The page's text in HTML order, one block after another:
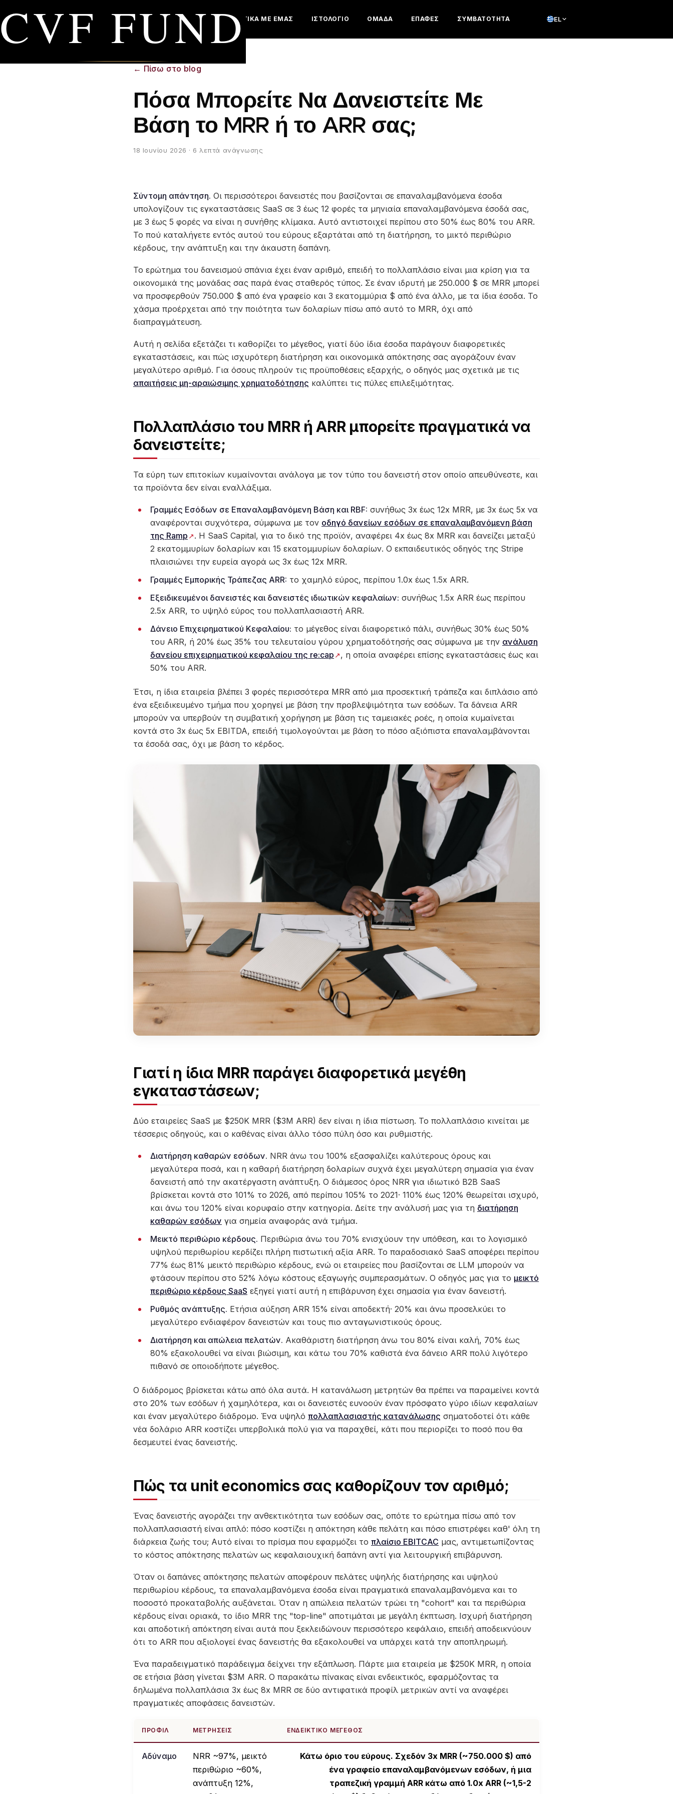
CVF FUND EL
ΣΧΕΤΙΚΆ ΜΕ ΕΜΆΣ ΙΣΤΟΛΌΓΙΟ ΟΜΆΔΑ ΕΠΑΦΈΣ ΣΥΜΒΑΤΌΤΗΤΑ
← Πίσω στο blog
Πόσα Μπορείτε Να Δανειστείτε Με
Βάση το MRR ή το ARR σας;
18 Ιουνίου 2026 · 6 λεπτά ανάγνωσης
Σύντομη απάντηση. Οι περισσότεροι δανειστές που βασίζονται σε επαναλαμβανόμενα έσοδα
υπολογίζουν τις εγκαταστάσεις SaaS σε 3 έως 12 φορές τα μηνιαία επαναλαμβανόμενα έσοδά σας,
με 3 έως 5 φορές να είναι η συνήθης κλίμακα. Αυτό αντιστοιχεί περίπου στο 50% έως 80% του ARR.
Το πού καταλήγετε εντός αυτού του εύρους εξαρτάται από τη διατήρηση, το μικτό περιθώριο
κέρδους, την ανάπτυξη και την άκαυστη δαπάνη.
Το ερώτημα του δανεισμού σπάνια έχει έναν αριθμό, επειδή το πολλαπλάσιο είναι μια κρίση για τα
οικονομικά της μονάδας σας παρά ένας σταθερός τύπος. Σε έναν ιδρυτή με 250.000 $ σε MRR μπορεί
να προσφερθούν 750.000 $ από ένα γραφείο και 3 εκατομμύρια $ από ένα άλλο, με τα ίδια έσοδα. Το
χάσμα προέρχεται από την ποιότητα των δολαρίων πίσω από αυτό το MRR, όχι από
διαπραγμάτευση.
Αυτή η σελίδα εξετάζει τι καθορίζει το μέγεθος, γιατί δύο ίδια έσοδα παράγουν διαφορετικές
εγκαταστάσεις, και πώς ισχυρότερη διατήρηση και οικονομικά απόκτησης σας αγοράζουν έναν
μεγαλύτερο αριθμό. Για όσους πληρούν τις προϋποθέσεις εξαρχής, ο οδηγός μας σχετικά με τις
απαιτήσεις μη-αραιώσιμης χρηματοδότησης καλύπτει τις πύλες επιλεξιμότητας.
Πολλαπλάσιο του MRR ή ARR μπορείτε πραγματικά να
δανειστείτε;
Τα εύρη των επιτοκίων κυμαίνονται ανάλογα με τον τύπο του δανειστή στον οποίο απευθύνεστε, και
τα προϊόντα δεν είναι εναλλάξιμα.
Γραμμές Εσόδων σε Επαναλαμβανόμενη Βάση και RBF: συνήθως 3x έως 12x MRR, με 3x έως 5x να
αναφέρονται συχνότερα, σύμφωνα με τον οδηγό δανείων εσόδων σε επαναλαμβανόμενη βάση
της Ramp
. Η SaaS Capital, για το δικό της προϊόν, αναφέρει 4x έως 8x MRR και δανείζει μεταξύ
2 εκατομμυρίων δολαρίων και 15 εκατομμυρίων δολαρίων. Ο εκπαιδευτικός οδηγός της Stripe
πλαισιώνει την ευρεία αγορά ως 3x έως 12x MRR.
Γραμμές Εμπορικής Τράπεζας ARR: το χαμηλό εύρος, περίπου 1.0x έως 1.5x ARR.
Εξειδικευμένοι δανειστές και δανειστές ιδιωτικών κεφαλαίων: συνήθως 1.5x ARR έως περίπου
2.5x ARR, το υψηλό εύρος του πολλαπλασιαστή ARR.
Δάνειο Επιχειρηματικού Κεφαλαίου: το μέγεθος είναι διαφορετικό πάλι, συνήθως 30% έως 50%
του ARR, ή 20% έως 35% του τελευταίου γύρου χρηματοδότησής σας σύμφωνα με την ανάλυση
δανείου επιχειρηματικού κεφαλαίου της re:cap
, η οποία αναφέρει επίσης εγκαταστάσεις έως και
50% του ARR.
Έτσι, η ίδια εταιρεία βλέπει 3 φορές περισσότερα MRR από μια προσεκτική τράπεζα και διπλάσιο από
ένα εξειδικευμένο τμήμα που χορηγεί με βάση την προβλεψιμότητα των εσόδων. Τα δάνεια ARR
μπορούν να υπερβούν τη συμβατική χορήγηση με βάση τις ταμειακές ροές, η οποία κυμαίνεται
κοντά στο 3x έως 5x EBITDA, επειδή τιμολογούνται με βάση το πόσο αξιόπιστα επαναλαμβάνονται
τα έσοδά σας, όχι με βάση το κέρδος.
Γιατί η ίδια MRR παράγει διαφορετικά μεγέθη
εγκαταστάσεων;
Δύο εταιρείες SaaS με $250K MRR ($3M ARR) δεν είναι η ίδια πίστωση. Το πολλαπλάσιο κινείται με
τέσσερις οδηγούς, και ο καθένας είναι άλλο τόσο πύλη όσο και ρυθμιστής.
Διατήρηση καθαρών εσόδων. NRR άνω του 100% εξασφαλίζει καλύτερους όρους και
μεγαλύτερα ποσά, και η καθαρή διατήρηση δολαρίων συχνά έχει μεγαλύτερη σημασία για έναν
δανειστή από την ακατέργαστη ανάπτυξη. Ο διάμεσος όρος NRR για ιδιωτικό B2B SaaS
βρίσκεται κοντά στο 101% το 2026, από περίπου 105% το 2021· 110% έως 120% θεωρείται ισχυρό,
και άνω του 120% είναι κορυφαίο στην κατηγορία. Δείτε την ανάλυσή μας για τη διατήρηση
καθαρών εσόδων για σημεία αναφοράς ανά τμήμα.
Μεικτό περιθώριο κέρδους. Περιθώρια άνω του 70% ενισχύουν την υπόθεση, και το λογισμικό
υψηλού περιθωρίου κερδίζει πλήρη πιστωτική αξία ARR. Το παραδοσιακό SaaS αποφέρει περίπου
77% έως 81% μεικτό περιθώριο κέρδους, ενώ οι εταιρείες που βασίζονται σε LLM μπορούν να
φτάσουν περίπου στο 52% λόγω κόστους εξαγωγής συμπερασμάτων. Ο οδηγός μας για το μεικτό
περιθώριο κέρδους SaaS εξηγεί γιατί αυτή η επιβάρυνση έχει σημασία για έναν δανειστή.
Ρυθμός ανάπτυξης. Ετήσια αύξηση ARR 15% είναι αποδεκτή· 20% και άνω προσελκύει το
μεγαλύτερο ενδιαφέρον δανειστών και τους πιο ανταγωνιστικούς όρους.
Διατήρηση και απώλεια πελατών. Ακαθάριστη διατήρηση άνω του 80% είναι καλή, 70% έως
80% εξακολουθεί να είναι βιώσιμη, και κάτω του 70% καθιστά ένα δάνειο ARR πολύ λιγότερο
πιθανό σε οποιοδήποτε μέγεθος.
Ο διάδρομος βρίσκεται κάτω από όλα αυτά. Η κατανάλωση μετρητών θα πρέπει να παραμείνει κοντά
στο 20% των εσόδων ή χαμηλότερα, και οι δανειστές ευνοούν έναν πρόσφατο γύρο ιδίων κεφαλαίων
και έναν μεγαλύτερο διάδρομο. Ένα υψηλό πολλαπλασιαστής κατανάλωσης σηματοδοτεί ότι κάθε
νέα δολάριο ARR κοστίζει υπερβολικά πολύ για να παραχθεί, κάτι που περιορίζει το ποσό που θα
δεσμευτεί ένας δανειστής.
Πώς τα unit economics σας καθορίζουν τον αριθμό;
Ένας δανειστής αγοράζει την ανθεκτικότητα των εσόδων σας, οπότε το ερώτημα πίσω από τον
πολλαπλασιαστή είναι απλό: πόσο κοστίζει η απόκτηση κάθε πελάτη και πόσο επιστρέφει καθ' όλη τη
διάρκεια ζωής του; Αυτό είναι το πρίσμα που εφαρμόζει το πλαίσιο EBITCAC μας, αντιμετωπίζοντας
το κόστος απόκτησης πελατών ως κεφαλαιουχική δαπάνη αντί για λειτουργική επιβάρυνση.
Όταν οι δαπάνες απόκτησης πελατών αποφέρουν πελάτες υψηλής διατήρησης και υψηλού
περιθωρίου κέρδους, τα επαναλαμβανόμενα έσοδα είναι πραγματικά επαναλαμβανόμενα και το
ποσοστό προκαταβολής αυξάνεται. Όταν η απώλεια πελατών τρώει τη "cohort" και τα περιθώρια
κέρδους είναι οριακά, το ίδιο MRR της "top-line" αποτιμάται με μεγάλη έκπτωση. Ισχυρή διατήρηση
και αποδοτική απόκτηση είναι αυτά που ξεκλειδώνουν περισσότερο κεφάλαιο, επειδή αποδεικνύουν
ότι το ARR που αξιολογεί ένας δανειστής θα εξακολουθεί να υπάρχει κατά την αποπληρωμή.
Ένα παραδειγματικό παράδειγμα δείχνει την εξάπλωση. Πάρτε μια εταιρεία με $250Κ MRR, η οποία
σε ετήσια βάση γίνεται $3M ARR. Ο παρακάτω πίνακας είναι ενδεικτικός, εφαρμόζοντας τα
δηλωμένα πολλαπλάσια 3x έως 8x MRR σε δύο αντιφατικά προφίλ μετρικών αντί να αναφέρει
πραγματικές αποφάσεις δανειστών.
ΠΡΟΦΊΛ ΜΕΤΡΉΣΕΙΣ ΕΝΔΕΙΚΤΙΚΌ ΜΈΓΕΘΟΣ
Αδύναμο
NRR ~97%, μεικτό
περιθώριο ~60%,
ανάπτυξη 12%,
Κάτω όριο του εύρους. Σχεδόν 3x MRR (~750.000 $) από
ένα γραφείο επαναλαμβανόμενων εσόδων, ή μια
τραπεζική γραμμή ARR κάτω από 1.0x ARR (~1,5-2